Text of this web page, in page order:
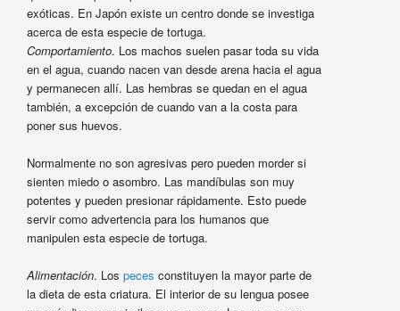
exóticas. En Japón existe un centro donde se investiga
acerca de esta especie de tortuga.
Comportamiento. Los machos suelen pasar toda su vida
en el agua, cuando nacen van desde arena hacia el agua
y permanecen allí. Las hembras se quedan en el agua
también, a excepción de cuando van a la costa para
poner sus huevos.
Normalmente no son agresivas pero pueden morder si
sienten miedo o asombro. Las mandíbulas son muy
potentes y pueden presionar rápidamente. Esto puede
servir como advertencia para los humanos que
manipulen esta especie de tortuga.
Alimentación. Los peces constituyen la mayor parte de
la dieta de esta criatura. El interior de su lengua posee